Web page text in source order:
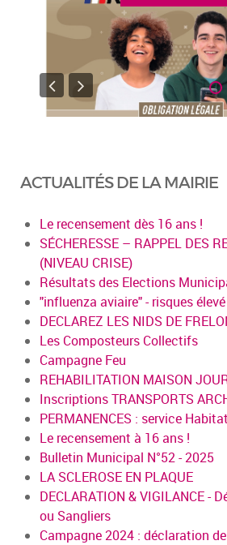
ACTUALITÉS DE LA MAIRIE
Le recensement dès 16 ans !
SÉCHERESSE – RAPPEL DES
(NIVEAU CRISE)
Résultats des Elections
"influenza aviaire" - risques élevé
DECLAREZ LES NIDS DE
Les Composteurs Collectifs
Campagne Feu
REHABILITATION MAISON
Inscriptions TRANSPORTS
PERMANENCES : service Habitat
Le recensement à 16 ans !
Bulletin Municipal N°52 - 2025
LA SCLEROSE EN PLAQUE
DECLARATION & VIGILANCE -
ou Sangliers
Campagne 2024 : déclaration